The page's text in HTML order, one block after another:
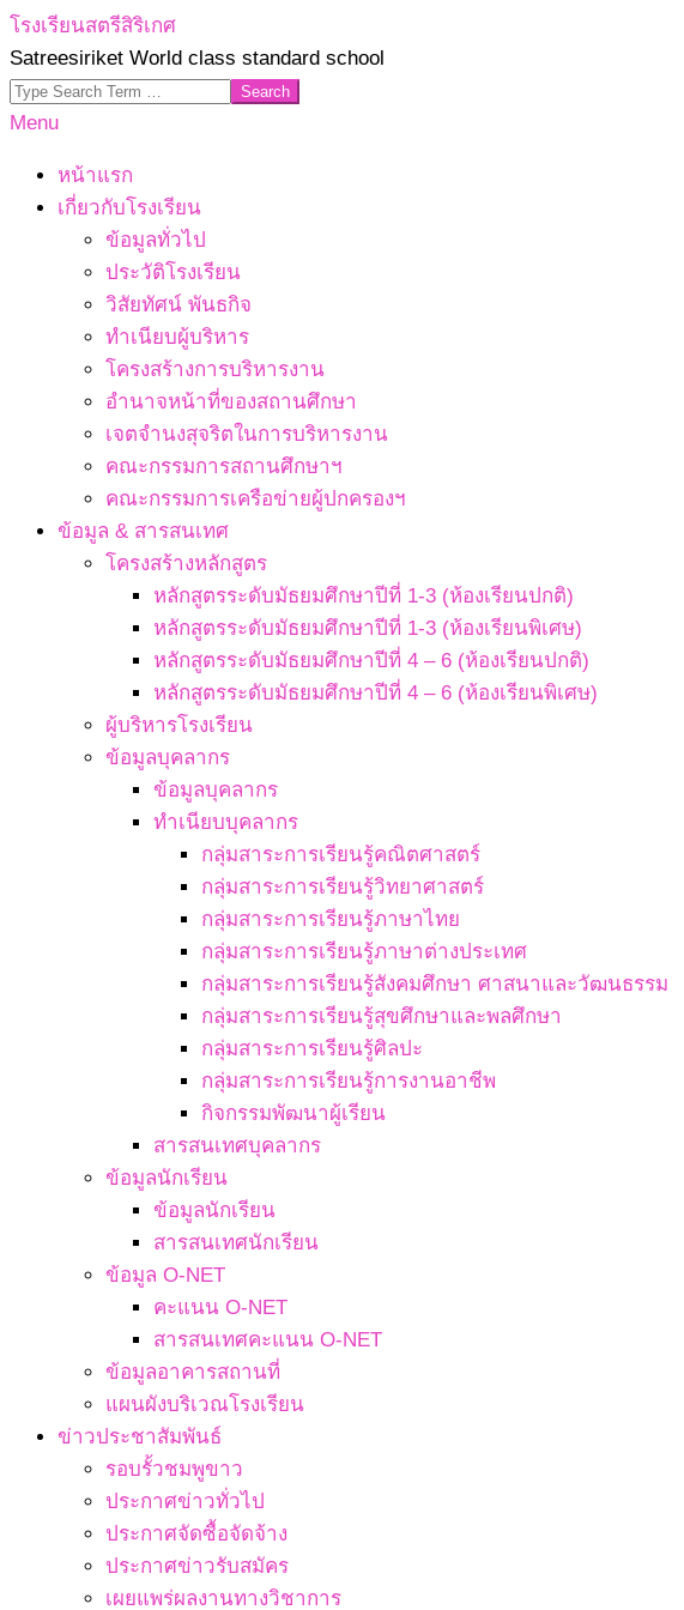
Skip
to
content
โรงเรียนสตรีสิริเกศ
Satreesiriket World class standard school
Search
Primary
Menu
Menu
หน้าแรก
เกี่ยวกับโรงเรียน
ข้อมูลทั่วไป
ประวัติโรงเรียน
วิสัยทัศน์ พันธกิจ
ทำเนียบผู้บริหาร
โครงสร้างการบริหารงาน
อำนาจหน้าที่ของสถานศึกษา
เจตจํานงสุจริตในการบริหารงาน
คณะกรรมการสถานศึกษาฯ
คณะกรรมการเครือข่ายผู้ปกครองฯ
ข้อมูล & สารสนเทศ
โครงสร้างหลักสูตร
หลักสูตรระดับมัธยมศึกษาปีที่ 1-3 (ห้องเรียนปกติ)
หลักสูตรระดับมัธยมศึกษาปีที่ 1-3 (ห้องเรียนพิเศษ)
หลักสูตรระดับมัธยมศึกษาปีที่ 4 – 6 (ห้องเรียนปกติ)
หลักสูตรระดับมัธยมศึกษาปีที่ 4 – 6 (ห้องเรียนพิเศษ)
ผู้บริหารโรงเรียน
ข้อมูลบุคลากร
ข้อมูลบุคลากร
ทำเนียบบุคลากร
กลุ่มสาระการเรียนรู้คณิตศาสตร์
กลุ่มสาระการเรียนรู้วิทยาศาสตร์
กลุ่มสาระการเรียนรู้ภาษาไทย
กลุ่มสาระการเรียนรู้ภาษาต่างประเทศ
กลุ่มสาระการเรียนรู้สังคมศึกษา ศาสนาและวัฒนธรรม
กลุ่มสาระการเรียนรู้สุขศึกษาและพลศึกษา
กลุ่มสาระการเรียนรู้ศิลปะ
กลุ่มสาระการเรียนรู้การงานอาชีพ
กิจกรรมพัฒนาผู้เรียน
สารสนเทศบุคลากร
ข้อมูลนักเรียน
ข้อมูลนักเรียน
สารสนเทศนักเรียน
ข้อมูล O-NET
คะแนน O-NET
สารสนเทศคะแนน O-NET
ข้อมูลอาคารสถานที่
แผนผังบริเวณโรงเรียน
ข่าวประชาสัมพันธ์
รอบรั้วชมพูขาว
ประกาศข่าวทั่วไป
ประกาศจัดซื้อจัดจ้าง
ประกาศข่าวรับสมัคร
เผยแพร่ผลงานทางวิชาการ